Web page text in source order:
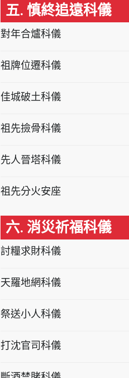
五. 慎終追遠科儀
對年合爐科儀
祖牌位遷科儀
佳城破土科儀
祖先撿骨科儀
先人晉塔科儀
祖先分火安座
六. 消災祈福科儀
討糧求財科儀
天羅地網科儀
祭送小人科儀
打沈官司科儀